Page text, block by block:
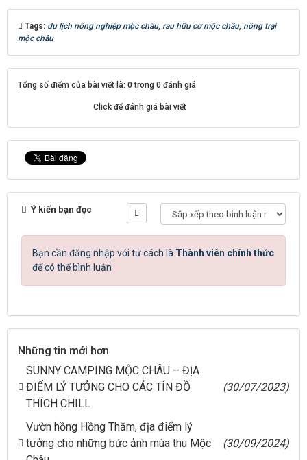
Tags: du lịch nông nghiệp mộc châu, rau hữu cơ mộc châu, nông trại
mộc châu
Tổng số điểm của bài viết là: 0 trong 0 đánh giá
Click để đánh giá bài viết
Ý kiến bạn đọc
Bạn cần đăng nhập với tư cách là Thành viên chính thức
để có thể bình luận
Những tin mới hơn
SUNNY CAMPING MỘC CHÂU – ĐỊA
ĐIỂM LÝ TƯỞNG CHO CÁC TÍN ĐỒ
THÍCH CHILL
(30/07/2023)
Vườn hồng Hồng Thắm, địa điểm lý
tưởng cho những bức ảnh mùa thu Mộc
(30/09/2024)